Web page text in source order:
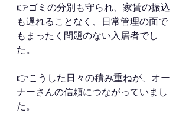
👉ゴミの分別も守られ、家賃の振込
も遅れることなく、日常管理の面で
もまったく問題のない入居者でし
た。
👉こうした日々の積み重ねが、オー
ナーさんの信頼につながっていまし
た。